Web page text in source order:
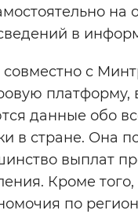
на
в
с
платформу,
данные обо
в стране. Она
выплат
Кроме
по